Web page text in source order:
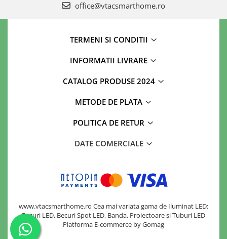
office@vtacsmarthome.ro
TERMENI SI CONDITII
INFORMATII LIVRARE
CATALOG PRODUSE 2024
METODE DE PLATA
POLITICA DE RETUR
DATE COMERCIALE
www.vtacsmarthome.ro Cea mai variata gama de Iluminat LED:
Becuri LED, Becuri Spot LED, Banda, Proiectoare si Tuburi LED
Platforma E-commerce by Gomag